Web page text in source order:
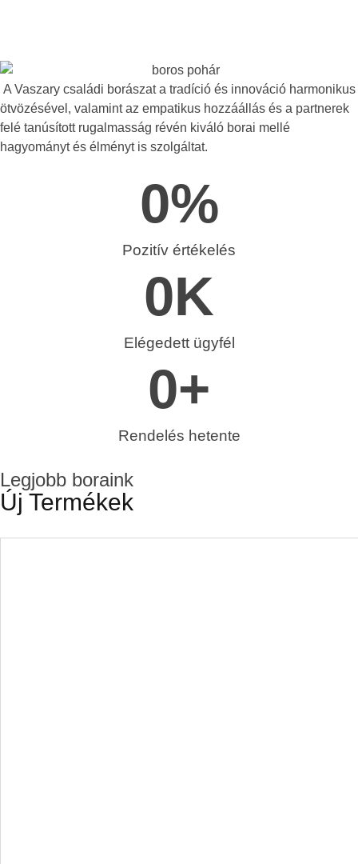
A Vaszary családi borászat a tradíció és innováció harmonikus
ötvözésével, valamint az empatikus hozzáállás és a partnerek
felé tanúsított rugalmasság révén kiváló borai mellé
hagyományt és élményt is szolgáltat.
Pozitív értékelés
0%
Elégedett ügyfél
0K
Rendelés hetente
0+
Legjobb boraink
Új Termékek